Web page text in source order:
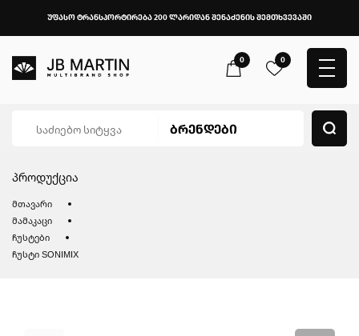
უფასო ტრანსპორტირება 200 ლარიდან შენაძენის შემთხვევაში
0 0
პროდუქცია
მთავარი
მამაკაცი
ჩუსტები
ჩუსტი SONIMIX